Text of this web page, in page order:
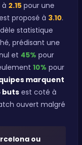
à 2.15 pour une
proposé à 3.10.
statistique
prédisant une
et 45% pour
10% pour
marquent
buts est coté à
ouvert malgré
ou